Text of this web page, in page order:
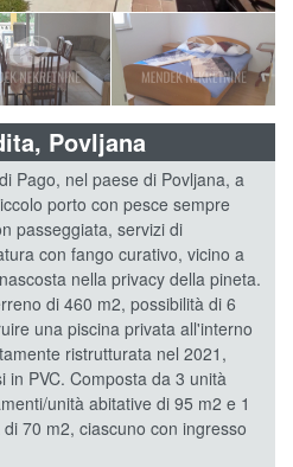
Povljana
Pago, nel paese di Povljana, a
porto con pesce sempre
passeggiata, servizi di
con fango curativo, vicino a
nella privacy della pineta.
di 460 m2, possibilità di 6
una piscina privata all'interno
ristrutturata nel 2021,
in PVC. Composta da 3 unità
unità abitative di 95 m2 e 1
70 m2, ciascuno con ingresso